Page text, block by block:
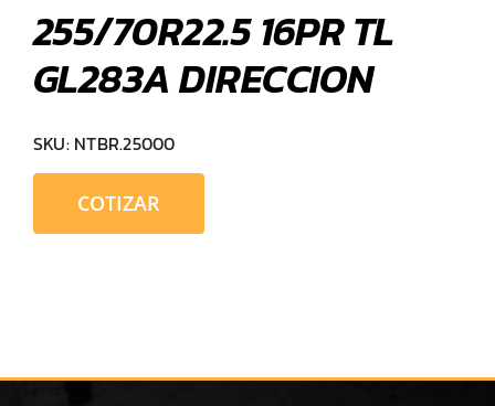
255/70R22.5 16PR TL
GL283A DIRECCION
SKU: NTBR.25000
COTIZAR